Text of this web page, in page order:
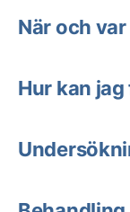
När och
Hur kan